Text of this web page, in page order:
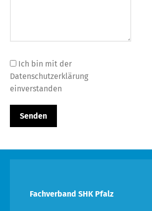
Ich bin mit der
Datenschutzerklärung
einverstanden
Fachverband SHK Pfalz